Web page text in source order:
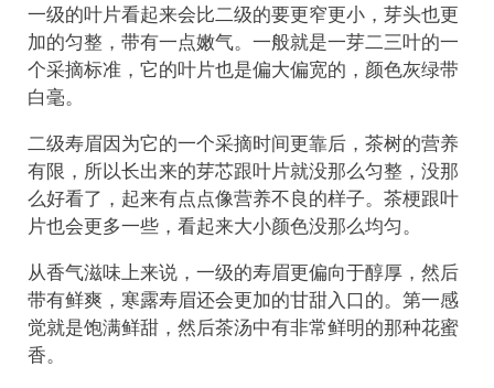
一级的叶片看起来会比二级的要更窄更小，芽头也更
加的匀整，带有一点嫩气。一般就是一芽二三叶的一
个采摘标准，它的叶片也是偏大偏宽的，颜色灰绿带
白毫。
二级寿眉因为它的一个采摘时间更靠后，茶树的营养
有限，所以长出来的芽芯跟叶片就没那么匀整，没那
么好看了，起来有点点像营养不良的样子。茶梗跟叶
片也会更多一些，看起来大小颜色没那么均匀。
从香气滋味上来说，一级的寿眉更偏向于醇厚，然后
带有鲜爽，寒露寿眉还会更加的甘甜入口的。第一感
觉就是饱满鲜甜，然后茶汤中有非常鲜明的那种花蜜
香。